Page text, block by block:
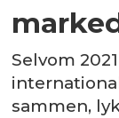
Selvom
sammen,